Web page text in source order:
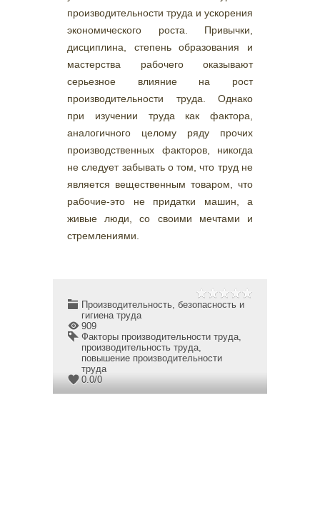
производительности труда и ускорения
экономического роста. Привычки,
дисциплина, степень образования и
мастерства рабочего оказывают
серьезное влияние на рост
производительности труда. Однако
при изучении труда как фактора,
аналогичного целому ряду прочих
производственных факторов, никогда
не следует забывать о том, что труд не
является вещественным товаром, что
рабочие-это не придатки машин, а
живые люди, со своими мечтами и
стремлениями.
Производительность, безопасность и
гигиена труда
909
Факторы производительности труда,
производительность труда,
повышение производительности
труда
0.0/0